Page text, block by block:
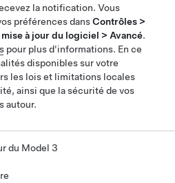
la notification. Vous
préférences dansContrôles >
à jour du logiciel > Avancé.
pour plus d'informations. En ce
disponibles sur votre
les lois et limitations locales
ainsi que la sécurité de vos
autour.
du Model 3